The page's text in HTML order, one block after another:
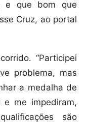
e que bom que
Cruz, ao portal
“Participei
problema, mas
a medalha de
e me impediram,
são